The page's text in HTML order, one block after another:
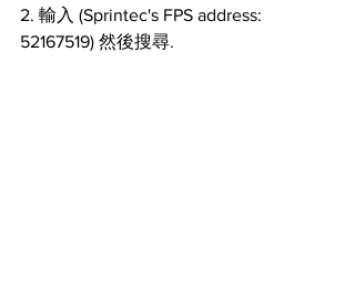
2. 輸入 (Sprintec's FPS address:
52167519) 然後搜尋.